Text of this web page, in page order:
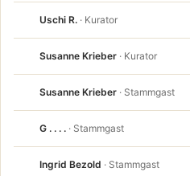
Uschi R. · Kurator
Susanne Krieber · Kurator
Susanne Krieber · Stammgast
G . . . . · Stammgast
Ingrid Bezold · Stammgast